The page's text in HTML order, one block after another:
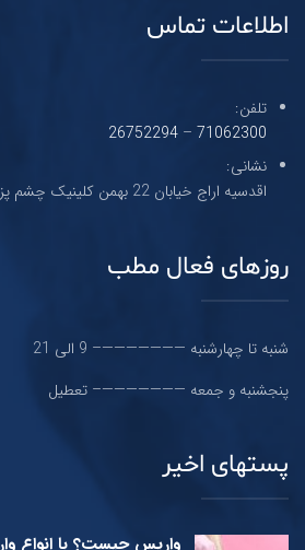
اطلاعات تماس
تلفن:
71062300
–
26752294
نشانی:
اقدسیه اراج خیابان 22 بهمن کلینیک چشم پزشکی نیکان طبقه سوم
روزهای فعال مطب
شنبه تا چهارشنبه ———————– 9 الی 21
پنجشنبه و جمعه ———————– تعطیل
پستهای اخیر
واریس چیست؟ با انواع